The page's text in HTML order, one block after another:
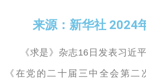
来源：新华社 2024
《求是》杂志16 日发表习近
《在党的二十届三中全会第二